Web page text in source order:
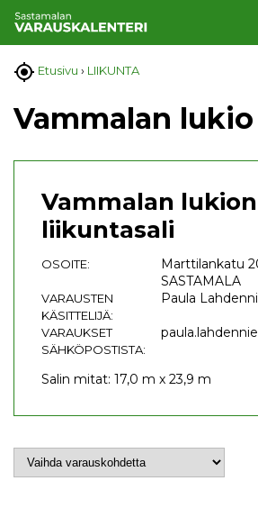
 Etusivu › LIIKUNTA
Vammalan lukio
Vammalan lukion
liikuntasali
OSOITE:
Marttilankatu
SASTAMALA
VARAUSTEN
KÄSITTELIJÄ:
Paula
VARAUKSET
SÄHKÖPOSTISTA:
Salin mitat: 17,0 m x 23,9 m